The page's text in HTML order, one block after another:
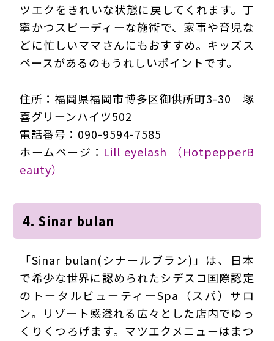
ツエクをきれいな状態に戻してくれます。丁
寧かつスピーディーな施術で、家事や育児な
どに忙しいママさんにもおすすめ。キッズス
ペースがあるのもうれしいポイントです。
住所：福岡県福岡市博多区御供所町3-30 塚
喜グリーンハイツ502
電話番号：090-9594-7585
ホームページ： Lill eyelash （HotpepperB
eauty）
4. Sinar bulan
「Sinar bulan(シナールブラン)」は、日本
で希少な世界に認められたシデスコ国際認定
のトータルビューティーSpa（スパ）サロ
ン。リゾート感溢れる広々とした店内でゆっ
くりくつろげます。マツエクメニューはまつ